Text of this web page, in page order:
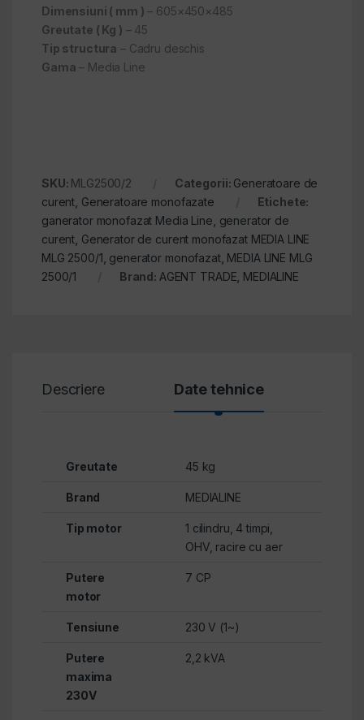
Dimensiuni ( mm ) – 605×450×485
Greutate ( Kg ) – 45
Tip structura – Cadru deschis
Gama – Media Line
SKU: MLG2500/2 Categorii: Generatoare de
curent Generatoare monofazate
Etichete:
ganerator monofazat Media Line generator de
curent Generator de curent monofazat MEDIA LINE
MLG 2500/1 generator monofazat, MEDIA LINE MLG
2500/1
Brand: AGENT TRADE MEDIALINE
Descriere Date tehnice
Greutate 45 kg
Brand MEDIALINE
Tip motor 1 cilindru 4 timpi
OHV, racire cu aer
Putere
motor
7 CP
Tensiune 230 V (1~)
Putere
maxima
230V
2,2 kVA